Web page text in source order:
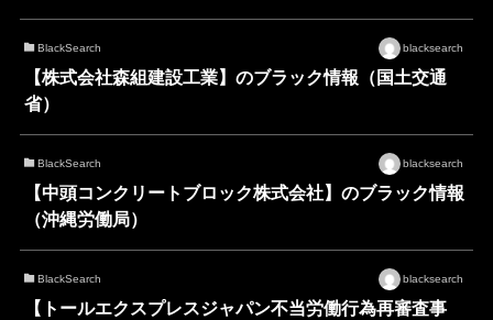
BlackSearch blacksearch
【株式会社森組建設工業】のブラック情報（国土交通
省）
BlackSearch blacksearch
【中頭コンクリートブロック株式会社】のブラック情報
（沖縄労働局）
BlackSearch blacksearch
【トールエクスプレスジャパン不当労働行為再審査事